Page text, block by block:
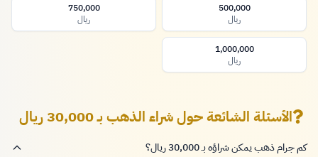
500,000
ريال
750,000
ريال
1,000,000
ريال
الأسئلة الشائعة حول شراء الذهب بـ 30,000 ريال
كم جرام ذهب يمكن شراؤه بـ 30,000 ريال؟